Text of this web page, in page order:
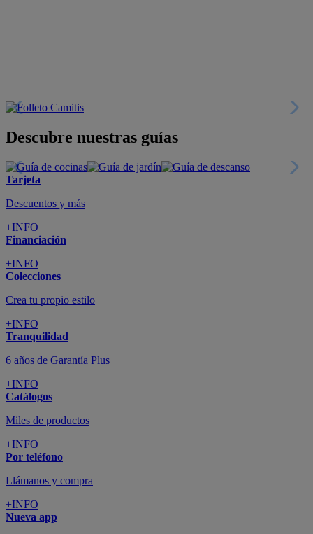
Descubre nuestras guías
Tarjeta
Descuentos y más
+INFO
Financiación
+INFO
Colecciones
Crea tu propio estilo
+INFO
Tranquilidad
6 años de Garantía Plus
+INFO
Catálogos
Miles de productos
+INFO
Por teléfono
Llámanos y compra
+INFO
Nueva app